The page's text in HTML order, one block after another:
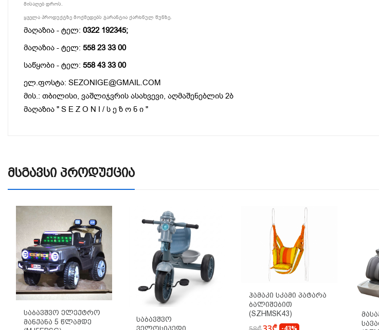
მისაღებ დროს.
ყველა პროდუქტზე მოქმედებს გარანტია ქარხნულ წუნზე.
მაღაზია - ტელ: 0322 192345;
მაღაზია - ტელ: 558 23 33 00
საწყობი - ტელ: 558 43 33 00
ელ.ფოსტა: SEZONIGE@GMAIL.COM
მის.: თბილისი, ვაშლიჯვრის ასახვევი, აღმაშენებლის 2ბ
მაღაზია " S E Z O N I / ს ე ზ ო ნ ი "
Მსგავსი Პროდუქცია
Საბავშვო Ელექტრო
Მანქანა 5 Წლამდე
Საბავშვო
Ველოსიპედი
Ჰამაკი Სკამი Პატარა
Ბალიშებით
(SZHMSK43)
-43%